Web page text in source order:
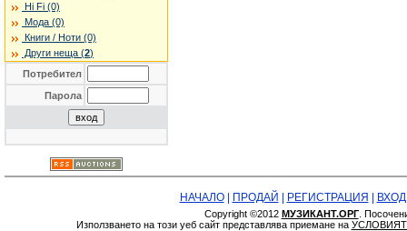
Hi Fi (0)
Мода (0)
Книги / Ноти (0)
Други неща (2)
Потребител
Парола
НАЧАЛО| ПРОДАЙ РЕГИСТРАЦИЯ ВХОД
Copyright ©2012 МУЗИКАНТ.ОРГ.
Използването на този уеб сайт представлява приемане на